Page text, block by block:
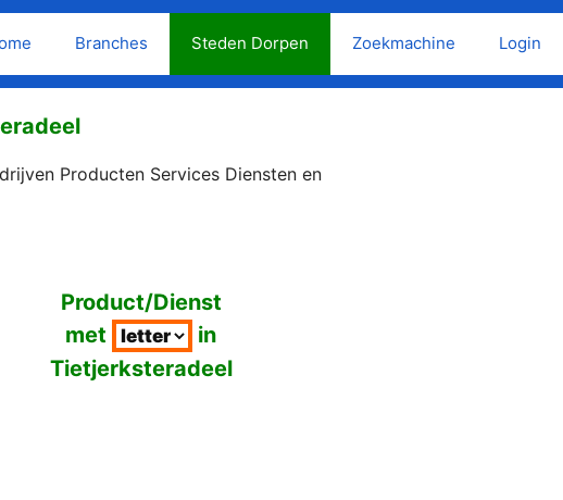
Branches Steden Dorpen Zoekmachine Login
Producten Services Diensten en
Product/Dienst
met
in
Tietjerksteradeel